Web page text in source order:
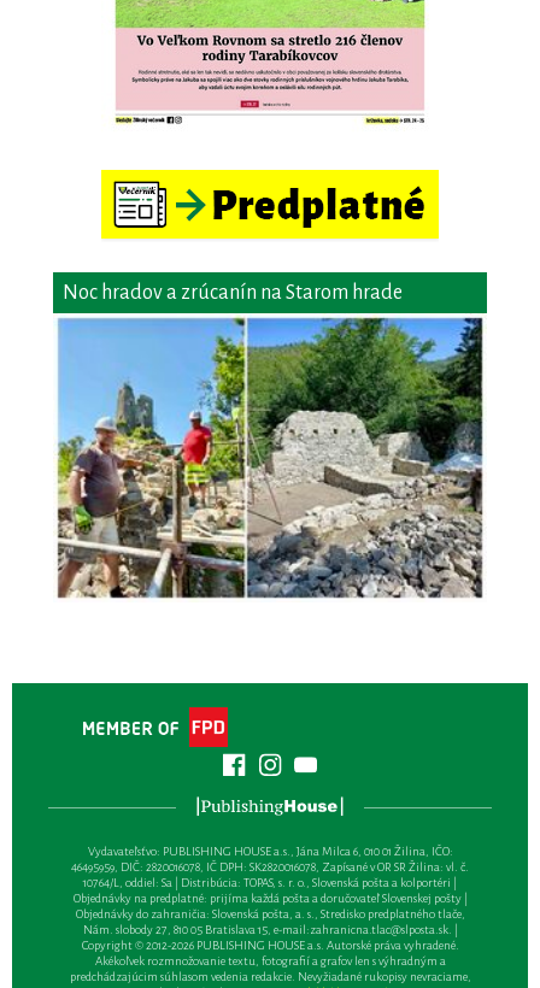
Noc hradov a zrúcanín na Starom hrade
Vydavateľsťvo: PUBLISHING HOUSE a.s., Jána Milca 6, 010 01 Žilina, IČO:
46495959, DIČ: 2820016078, IČ DPH: SK2820016078, Zapísané v OR SR Žilina: vl. č.
10764/L, oddiel: Sa | Distribúcia: TOPAS, s. r. o., Slovenská pošta a kolportéri |
Objednávky na predplatné: prijíma každá pošta a doručovateľ Slovenskej pošty |
Objednávky do zahraničia: Slovenská pošta, a. s., Stredisko predplatného tlače,
Nám. slobody 27, 810 05 Bratislava 15, e-mail:zahranicna.tlac@slposta.sk. |
Copyright © 2012-2026 PUBLISHING HOUSE a.s. Autorské práva vyhradené.
Akékoľvek rozmnožovanie textu, fotografií a grafov len s výhradným a
predchádzajúcim súhlasom vedenia redakcie. Nevyžiadané rukopisy nevraciame,